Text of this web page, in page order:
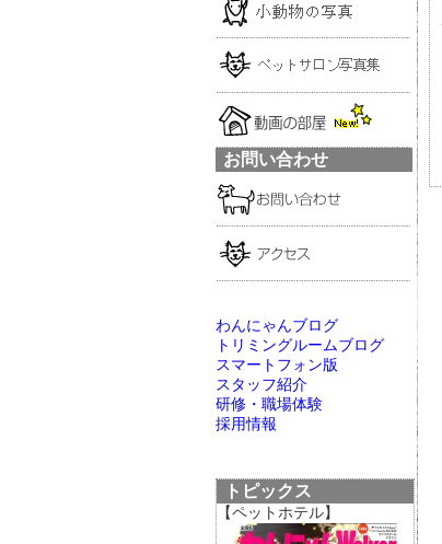
お問い合わせ
わんにゃんブログ
トリミングルームブログ
スマートフォン版
スタッフ紹介
研修・職場体験
採用情報
トピックス
【ペットホテル】